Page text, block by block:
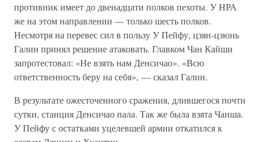
противник имеет до двенадцати полков пехоты. У НРА
же на этом направлении — только шесть полков.
Несмотря на перевес сил в пользу У Пейфу, цзян-цзюнь
Галин принял решение атаковать. Главком Чан Кайши
запротестовал: «Не взять нам Денсичао». «Всю
ответственность беру на себя», — сказал Галин.
В результате ожесточенного сражения, длившегося почти
сутки, станция Денсичао пала. Так же была взята Чанша.
У Пейфу с остатками уцелевшей армии откатился к